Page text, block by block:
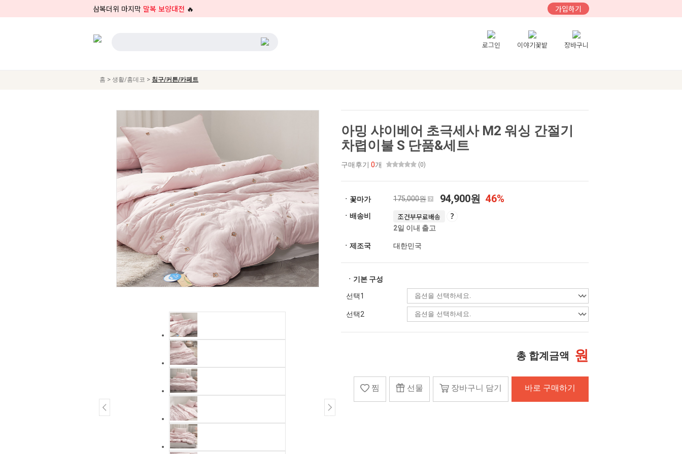
삼복더위 마지막 말복 보양대전 🔥 가입하기
로그인 이야기꽃밭 장바구니
홈 > 생활/홈데코 > 침구/커튼/카페트
아밍 샤이베어 초극세사 M2 워싱 간절기
차렵이불 S 단품&세트
구매후기 0개 (0)
ㆍ꽃마가 175,000원 94,900원 46%
ㆍ배송비 조건부무료배송
2일 이내 출고
ㆍ제조국 대한민국
ㆍ기본 구성
선택1
선택2
총 합계금액 원
찜 선물 장바구니 담기 바로 구매하기